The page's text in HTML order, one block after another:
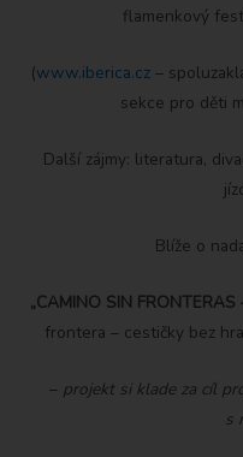
flamenkový
(www.iberica.cz –
sekce pro děti
Další zájmy: literatura,
Blíže o
„CAMINO SIN
frontera – cestičky bez
– projekt si klade za cíl
s